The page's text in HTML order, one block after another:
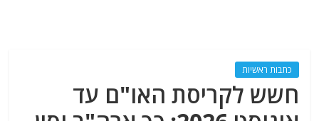
כתבות ראשיות
חשש לקריסת האו"ם עד